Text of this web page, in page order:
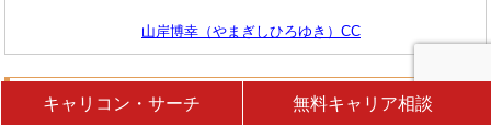
キャリコン・サーチ 無料キャリア相談
山岸博幸（やまぎしひろゆき）CC
カッツ理論関連書籍一覧